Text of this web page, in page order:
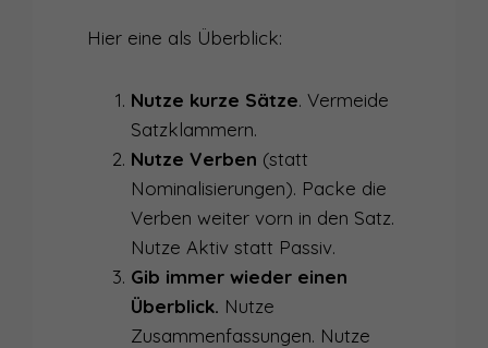
Hier eine als Überblick:
Nutze kurze Sätze. Vermeide
Satzklammern.
Nutze Verben (statt
Nominalisierungen). Packe die
Verben weiter vorn in den Satz.
Nutze Aktiv statt Passiv.
Gib immer wieder einen
Überblick. Nutze
Zusammenfassungen. Nutze